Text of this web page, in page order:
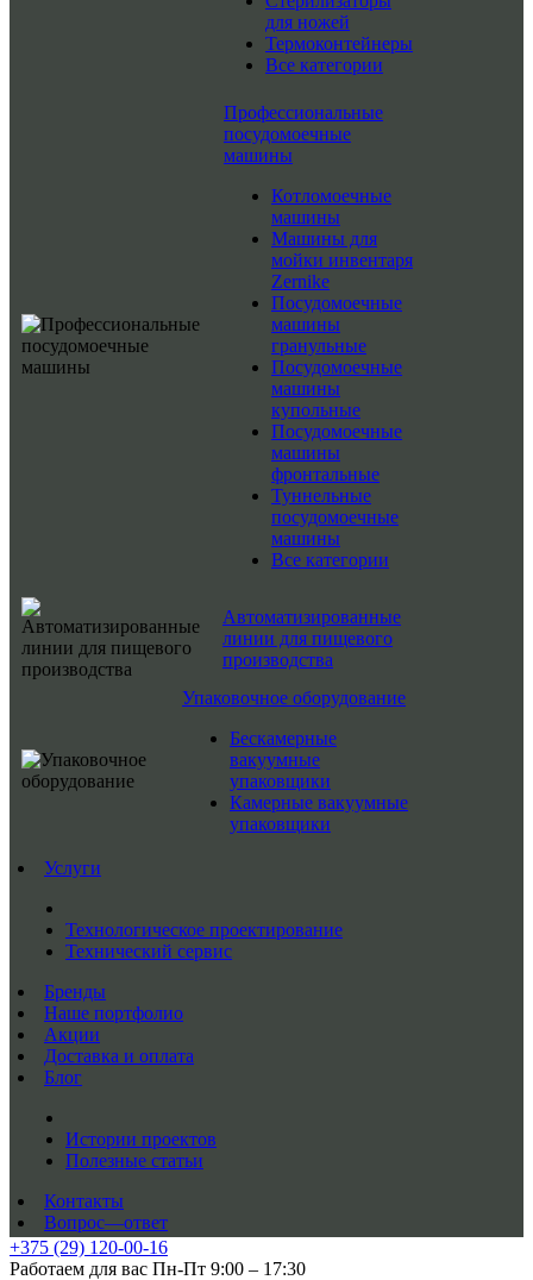
для ножей
Термоконтейнеры
Все категории
Профессиональные
посудомоечные
машины
Котломоечные
машины
Машины для
мойки инвентаря
Zernike
Посудомоечные
машины
гранульные
Посудомоечные
машины
купольные
Посудомоечные
машины
фронтальные
Туннельные
посудомоечные
машины
Все категории
Автоматизированные
линии для пищевого
производства
Упаковочное оборудование
Бескамерные
вакуумные
упаковщики
Камерные вакуумные
упаковщики
Услуги
Технологическое проектирование
Технический сервис
Бренды
Наше портфолио
Акции
Доставка и оплата
Блог
Истории проектов
Полезные статьи
Контакты
Вопрос—ответ
+375 (29) 120-00-16
Работаем для вас Пн-Пт 9:00 – 17:30